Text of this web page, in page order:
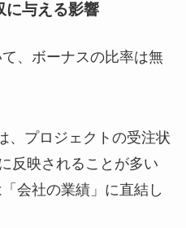
に与える影響
、ボーナスの比率は無
、プロジェクトの受注状
反映されることが多い
会社の業績」に直結し